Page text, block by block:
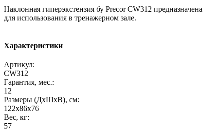
Наклонная гиперэкстензия бу Precor CW312 предназначена
для использования в тренажерном зале.
Характеристики
Артикул:
CW312
Гарантия, мес.:
12
Размеры (ДхШхВ), см:
122х86х76
Вес, кг:
57